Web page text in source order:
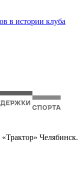
в истории клуба
Челябинск.